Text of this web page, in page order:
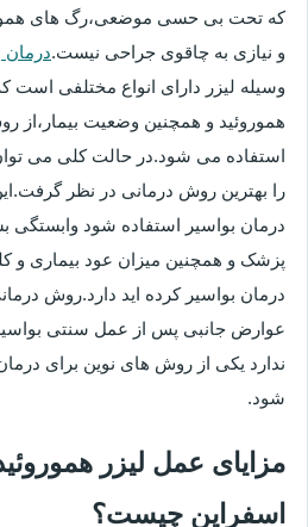
که تحت بی حسی موضعی،رگ های
و نیازی به چاقوی جراحی نیست.درمان
وسیله لیزر دارای انواع مختلفی است
هموروئید و همچنین وضعیت بیمار،از
استفاده می شود.در حالت کلی می توان
را بهترین روش درمانی در نظر
درمان بواسیر استفاده شود وابستگی
پزشک و همچنین میزان عود بیماری و
درمان بواسیر کرده اید دارد.روش
عوارض جانبی پس از عمل سنتی بواسیر
ندارد یکی از روش های نوین برای
شود.
مزایای عمل لیزر
اسفراین چیست؟